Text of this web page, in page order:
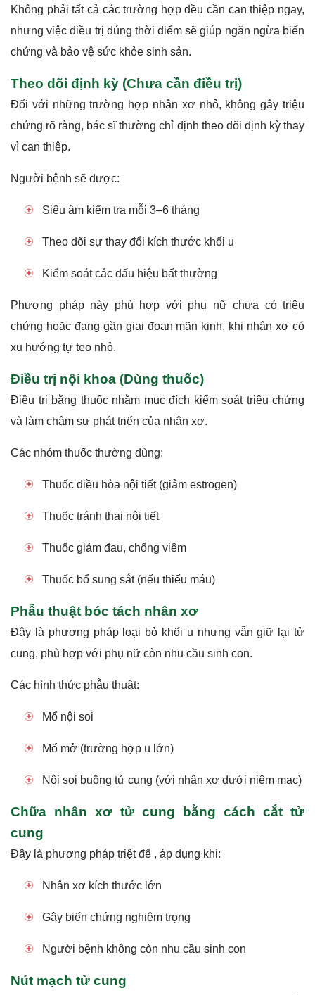
Không phải tất cả các trường hợp đều cần can thiệp ngay,
nhưng việc điều trị đúng thời điểm sẽ giúp ngăn ngừa biến
chứng và bảo vệ sức khỏe sinh sản.
Theo dõi định kỳ (Chưa cần điều trị)
Đối với những trường hợp nhân xơ nhỏ, không gây triệu
chứng rõ ràng, bác sĩ thường chỉ định theo dõi định kỳ thay
vì can thiệp.
Người bệnh sẽ được:
Siêu âm kiểm tra mỗi 3–6 tháng
Theo dõi sự thay đổi kích thước khối u
Kiểm soát các dấu hiệu bất thường
Phương pháp này phù hợp với phụ nữ chưa có triệu
chứng hoặc đang gần giai đoạn mãn kinh, khi nhân xơ có
xu hướng tự teo nhỏ.
Điều trị nội khoa (Dùng thuốc)
Điều trị bằng thuốc nhằm mục đích kiểm soát triệu chứng
và làm chậm sự phát triển của nhân xơ.
Các nhóm thuốc thường dùng:
Thuốc điều hòa nội tiết (giảm estrogen)
Thuốc tránh thai nội tiết
Thuốc giảm đau, chống viêm
Thuốc bổ sung sắt (nếu thiếu máu)
Phẫu thuật bóc tách nhân xơ
Đây là phương pháp loại bỏ khối u nhưng vẫn giữ lại tử
cung, phù hợp với phụ nữ còn nhu cầu sinh con.
Các hình thức phẫu thuật:
Mổ nội soi
Mổ mở (trường hợp u lớn)
Nội soi buồng tử cung (với nhân xơ dưới niêm mạc)
Chữa nhân xơ tử cung bằng cách cắt tử
cung
Đây là phương pháp triệt để , áp dụng khi:
Nhân xơ kích thước lớn
Gây biến chứng nghiêm trọng
Người bệnh không còn nhu cầu sinh con
Nút mạch tử cung